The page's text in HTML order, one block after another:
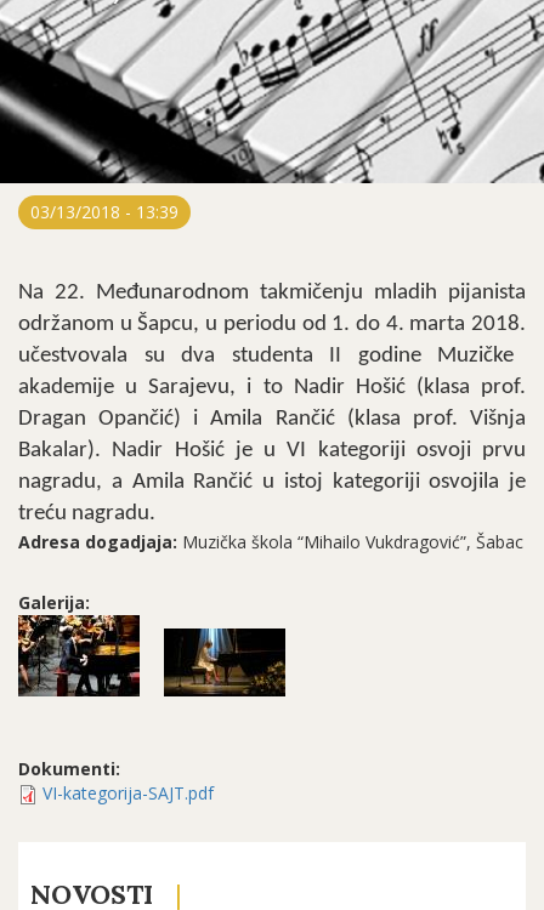
03/13/2018 - 13:39
Na 22. Međunarodnom takmičenju mladih pijanista
održanom uŠapcu, u periodu od 1. do 4. marta 2018.
učestvovala su dva studenta II godine Muzičke
akademije u Sarajevu, i to Nadir Hošić (klasa prof.
Dragan Opančić) i Amila Rančić (klasa prof. Višnja
Bakalar). Nadir Hošić je u VI kategoriji osvoji prvu
nagradu, a Amila Rančić u istoj kategoriji osvojila je
treću nagradu.
Adresa dogadjaja: Muzička škola “Mihailo Vukdragović”, Šabac
Galerija:
Dokumenti:
VI-kategorija-SAJT.pdf
NOVOSTI